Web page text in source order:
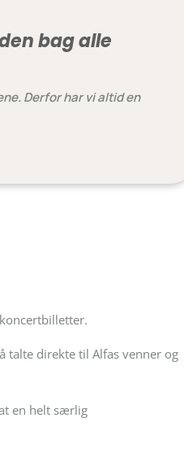
bag alle
Derfor har vi altid en
talte direkte til Alfas venner og
en helt særlig